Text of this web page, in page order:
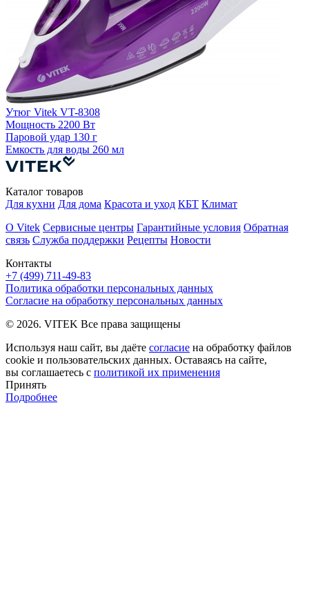
Утюг Vitek VT-8308
Мощность 2200 Вт
Паровой удар 130 г
Емкость для воды 260 мл
Контакты
+7 (499) 711-49-83
Каталог товаров
Для кухни Для дома Красота и уход КБТ Климат
О Vitek Сервисные центры Гарантийные условия Обратная
связь Служба поддержки Рецепты Новости
Политика обработки персональных данных
Согласие на обработку персональных данных
© 2026. VITEK Все права защищены
Используя наш сайт, вы даёте согласие на обработку файлов
cookie и пользовательских данных. Оставаясь на сайте,
вы соглашаетесь с политикой их применения
Принять
Подробнее